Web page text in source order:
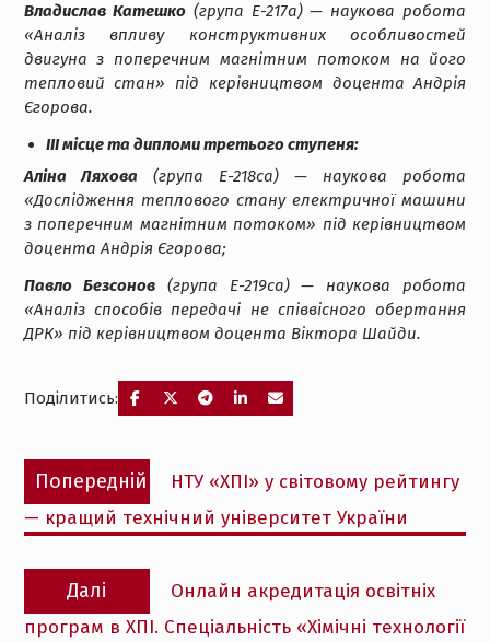
Владислав Катешко(група Е-217а) — наукова робота
«Аналіз впливу конструктивних особливостей
двигуна з поперечним магнітним потоком на його
тепловий стан» під керівництвом доцента Андрія
Єгорова.
ІІІ місце та дипломи третього ступеня:
Аліна Ляхова (група Е-218са) — наукова робота
«Дослідження теплового стану електричної машини
з поперечним магнітним потоком» під керівництвом
доцента Андрія Єгорова;
Павло Безсонов(група Е-219са) — наукова робота
«Аналіз способів передачі не співвісного обертання
ДРК» під керівництвом доцента Віктора Шайди.
Поділитись:
Навігація
записів
Попередній
Попередній
НТУ «ХПІ» у світовому рейтингу
— кращий технічний університет України
Далі
Наступний
Онлайн акредитація освітніх
програм в ХПІ. Спеціальність «Хімічні технології